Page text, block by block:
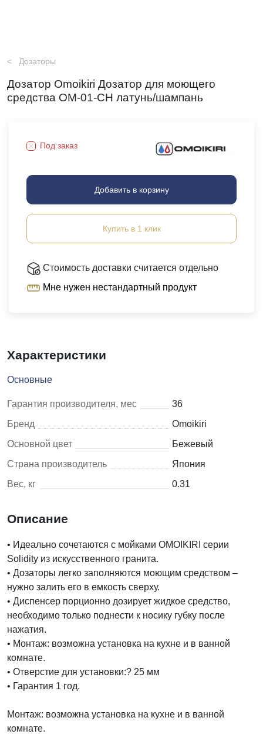
Дозаторы
Дозатор Omoikiri Дозатор для моющего
средства OM-01-CH латунь/шампань
Под заказ
Добавить в корзину
Купить в 1 клик
Стоимость доставки считается отдельно
Мне нужен нестандартный продукт
Характеристики
Основные
Гарантия производителя, мес
36
Бренд
Omoikiri
Основной цвет
Бежевый
Страна производитель
Япония
Вес, кг
0.31
Описание
• Идеально сочетаются с мойками OMOIKIRI серии
Solidity из искусственного гранита.
• Дозаторы легко заполняются моющим средством –
нужно залить его в емкость сверху.
• Диспенсер порционно дозирует жидкое средство,
необходимо только поднести к носику губку после
нажатия.
• Монтаж: возможна установка на кухне и в ванной
комнате.
• Отверстие для установки:? 25 мм
• Гарантия 1 год.
Монтаж: возможна установка на кухне и в ванной
комнате.